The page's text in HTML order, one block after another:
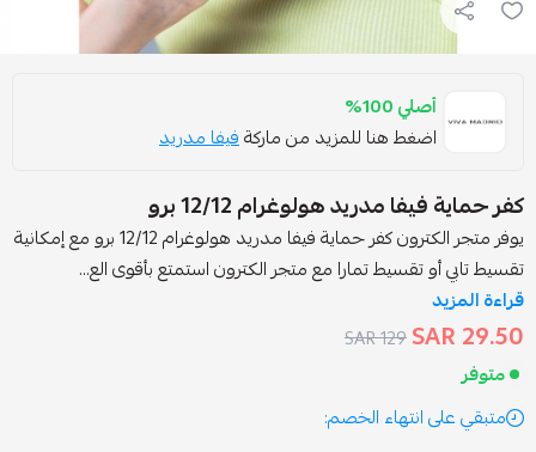
هنا للمزيد من ماركةفيفا مدريد
مدريد هولوغرام 12/12 برو
يوفر متجر الكترون كفر حماية فيفا مدريد هولوغرام 12/12 برو مع إمكانية
تقسيط تمارا مع متجر الكترون استمتع بأقوى الع...
129 SAR
الخصم: